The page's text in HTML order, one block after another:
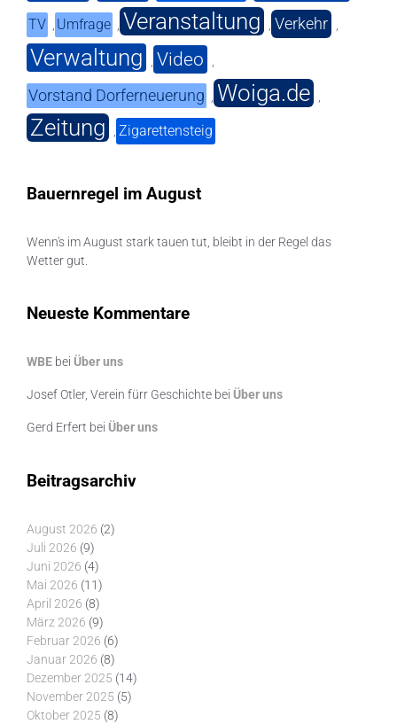
TV , Umfrage , Veranstaltung , Verkehr ,
Verwaltung , Video ,
Vorstand Dorferneuerung , Woiga.de ,
Zeitung , Zigarettensteig
Bauernregel im August
Wenn's im August stark tauen tut, bleibt in der Regel das
Wetter gut.
Neueste Kommentare
WBE bei Über uns
Josef Otler, Verein fürr Geschichte bei Über uns
Gerd Erfert bei Über uns
Beitragsarchiv
August 2026 (2)
Juli 2026 (9)
Juni 2026 (4)
Mai 2026 (11)
April 2026 (8)
März 2026 (9)
Februar 2026 (6)
Januar 2026 (8)
Dezember 2025 (14)
November 2025 (5)
Oktober 2025 (8)